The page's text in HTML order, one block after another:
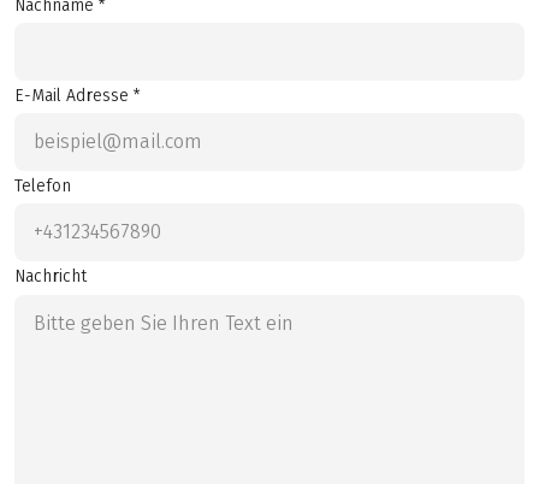
Nachname *
E-Mail Adresse *
Telefon
Nachricht